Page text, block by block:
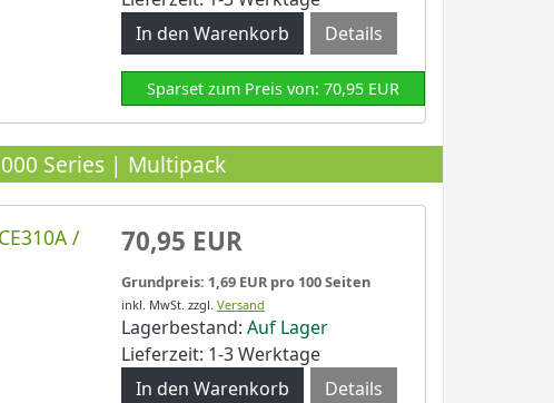
Details
Sparset zum Preis von: 70,95 EUR
Series | Multipack
/
70,95 EUR
Grundpreis: 1,69 EUR pro 100 Seiten
inkl. MwSt. zzgl. Versand
Lagerbestand: Auf Lager
Lieferzeit: 1-3 Werktage
Details